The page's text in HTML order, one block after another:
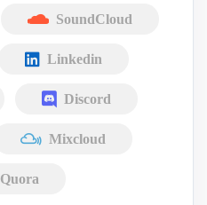
SoundCloud
Linkedin
Discord
Mixcloud
Quora